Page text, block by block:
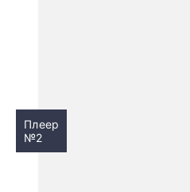
Плеер
№2